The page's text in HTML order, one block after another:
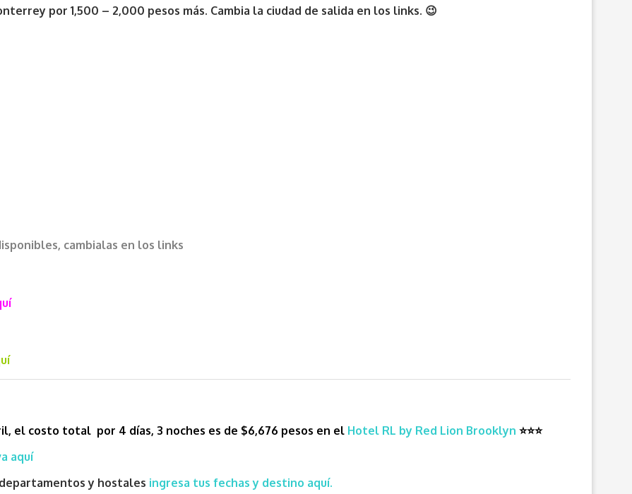
por 1,500 – 2,000 pesos más. Cambia la ciudad de salida en los links. 😉
cambialas en los links
el costo total por 4 días, 3 noches es de $6,676 pesos en el Hotel RL by Red Lion Brooklyn ⭐⭐⭐
aquí
y hostales ingresa tus fechas y destino aquí.